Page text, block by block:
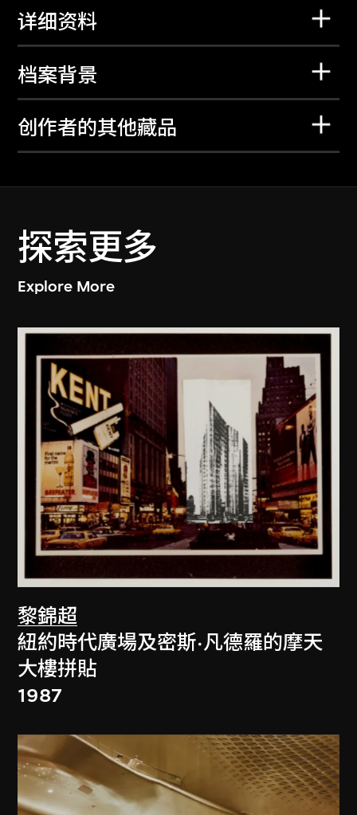
详细资料
档案背景
创作者的其他藏品
探索更多
Explore More
黎錦超
紐約時代廣場及密斯·凡德羅的摩天
大樓拼貼
1987